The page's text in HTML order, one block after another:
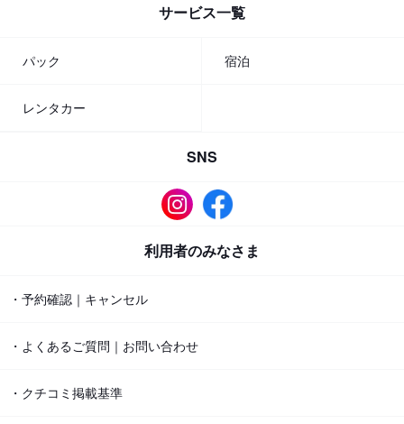
サービス一覧
パック 宿泊
レンタカー
SNS
利用者のみなさま
・予約確認｜キャンセル
・よくあるご質問｜お問い合わせ
・クチコミ掲載基準